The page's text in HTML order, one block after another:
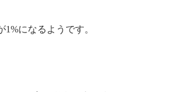
1%になるようです。